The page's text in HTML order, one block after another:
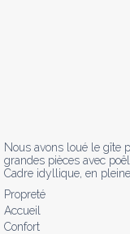
Nous avons loué le gîte
grandes pièces avec
Cadre idyllique, en
Propreté
Accueil
Confort